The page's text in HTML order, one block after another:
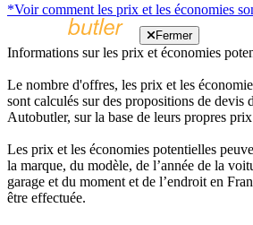
*Voir comment les prix et les économies
Fermer
Informations sur les prix et économies
Le nombre d'offres, les prix et les
sont calculés sur des propositions de devis
Autobutler, sur la base de leurs propres
Les prix et les économies potentielles
la marque, du modèle, de l’année de la
garage et du moment et de l’endroit en
être effectuée.